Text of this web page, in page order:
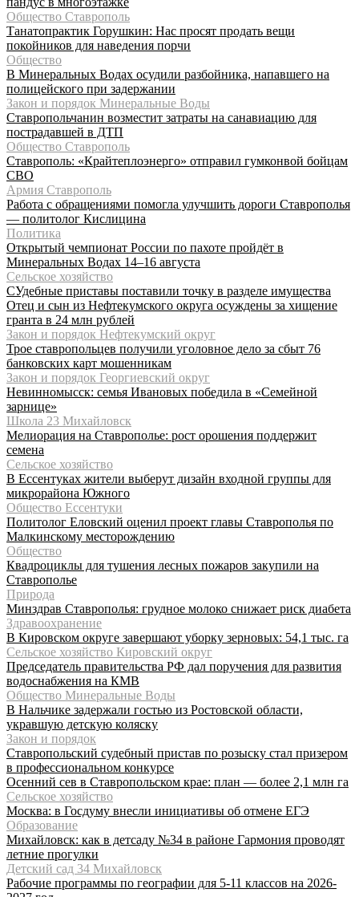
Общество Ставрополь
Танатопрактик Горушкин: Нас просят продать вещи
покойников для наведения порчи
Общество
В Минеральных Водах осудили разбойника, напавшего на
полицейского при задержании
Закон и порядок Минеральные Воды
Ставропольчанин возместит затраты на санавиацию для
пострадавшей в ДТП
Общество Ставрополь
Ставрополь: «Крайтеплоэнерго» отправил гумконвой бойцам
СВО
Армия Ставрополь
Работа с обращениями помогла улучшить дороги Ставрополья
— политолог Кислицина
Политика
Открытый чемпионат России по пахоте пройдёт в
Минеральных Водах 14–16 августа
Сельское хозяйство
СУдебные приставы поставили точку в разделе имущества
Отец и сын из Нефтекумского округа осуждены за хищение
гранта в 24 млн рублей
Закон и порядок Нефтекумский округ
Трое ставропольцев получили уголовное дело за сбыт 76
банковских карт мошенникам
Закон и порядок Георгиевский округ
Невинномысск: семья Ивановых победила в «Семейной
зарнице»
Школа 23 Михайловск
Мелиорация на Ставрополье: рост орошения поддержит
семена
Сельское хозяйство
В Ессентуках жители выберут дизайн входной группы для
микрорайона Южного
Общество Ессентуки
Политолог Еловский оценил проект главы Ставрополья по
Малкинскому месторождению
Общество
Квадроциклы для тушения лесных пожаров закупили на
Ставрополье
Природа
Минздрав Ставрополья: грудное молоко снижает риск диабета
Здравоохранение
В Кировском округе завершают уборку зерновых: 54,1 тыс. га
Сельское хозяйство Кировский округ
Председатель правительства РФ дал поручения для развития
водоснабжения на КМВ
Общество Минеральные Воды
В Нальчике задержали гостью из Ростовской области,
укравшую детскую коляску
Закон и порядок
Ставропольский судебный пристав по розыску стал призером
в профессиональном конкурсе
Осенний сев в Ставропольском крае: план — более 2,1 млн га
Сельское хозяйство
Москва: в Госдуму внесли инициативы об отмене ЕГЭ
Образование
Михайловск: как в детсаду №34 в районе Гармония проводят
летние прогулки
Детский сад 34 Михайловск
Рабочие программы по географии для 5-11 классов на 2026-